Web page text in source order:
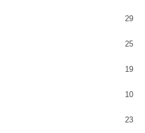
29
25
19
10
23